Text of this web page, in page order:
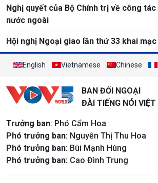
Nghị quyết của Bộ Chính trị về công
nước ngoài
Hội nghị Ngoại giao lần thứ 33 khai
English Vietnamese Chinese
BAN ĐỐI NGOẠI
ĐÀI TIẾNG NÓI
Trưởng ban: Phó Cẩm Hoa
Phó trưởng ban: Nguyễn Thị Thu Hoa
Phó trưởng ban: Bùi Mạnh Hùng
Phó trưởng ban: Cao Đình Trung